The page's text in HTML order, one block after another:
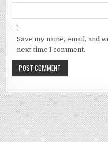
Save my name, email, and
next time I comment.